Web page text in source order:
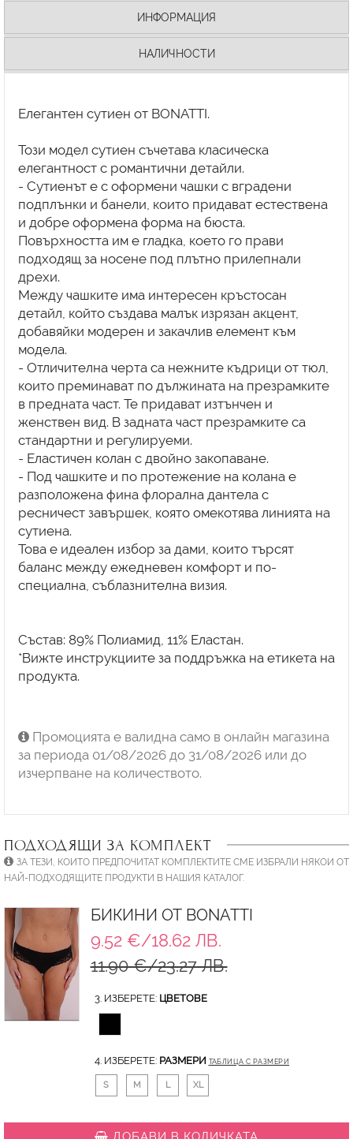
ИНФОРМАЦИЯ
НАЛИЧНОСТИ
Елегантен сутиен от BONATTI.
Този модел сутиен съчетава класическа
елегантност с романтични детайли.
- Сутиенът е с оформени чашки с вградени
подплънки и банели, които придават естествена
и добре оформена форма на бюста.
Повърхността им е гладка, което го прави
подходящ за носене под плътно прилепнали
дрехи.
Между чашките има интересен кръстосан
детайл, който създава малък изрязан акцент,
добавяйки модерен и закачлив елемент към
модела.
- Отличителна черта са нежните къдрици от тюл,
които преминават по дължината на презрамките
в предната част. Те придават изтънчен и
женствен вид. В задната част презрамките са
стандартни и регулируеми.
- Еластичен колан с двойно закопаване.
- Под чашките и по протежение на колана е
разположена фина флорална дантела с
ресничест завършек, която омекотява линията на
сутиена.
Това е идеален избор за дами, които търсят
баланс между ежедневен комфорт и по-
специална, съблазнителна визия.
Състав: 89% Полиамид, 11% Еластан.
*Вижте инструкциите за поддръжка на етикета на
продукта.
Промоцията е валидна само в онлайн магазина
за периода 01/08/2026 до 31/08/2026 или до
изчерпване на количеството.
ПОДХОДЯЩИ ЗА КОМПЛЕКТ
ЗА ТЕЗИ, КОИТО ПРЕДПОЧИТАТ КОМПЛЕКТИТЕ СМЕ ИЗБРАЛИ НЯКОИ ОТ
НАЙ-ПОДХОДЯЩИТЕ ПРОДУКТИ В НАШИЯ КАТАЛОГ.
БИКИНИ ОТ BONATTI
9.52 €/18.62 ЛВ.
11.90 €/23.27 ЛВ.
3. ИЗБЕРЕТЕ: ЦВЕТОВЕ
4. ИЗБЕРЕТЕ: РАЗМЕРИ ТАБЛИЦА С РАЗМЕРИ
S M L XL
ДОБАВИ В КОЛИЧКАТА